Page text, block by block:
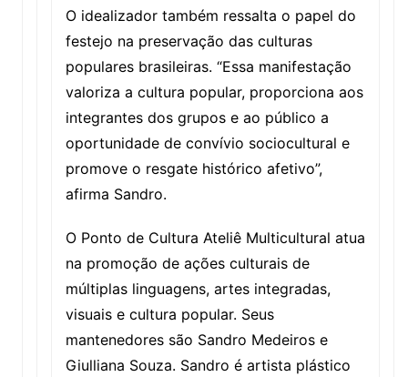
O idealizador também ressalta o papel do
festejo na preservação das culturas
populares brasileiras. “Essa manifestação
valoriza a cultura popular, proporciona aos
integrantes dos grupos e ao público a
oportunidade de convívio sociocultural e
promove o resgate histórico afetivo”,
afirma Sandro.
O Ponto de Cultura Ateliê Multicultural atua
na promoção de ações culturais de
múltiplas linguagens, artes integradas,
visuais e cultura popular. Seus
mantenedores são Sandro Medeiros e
Giulliana Souza. Sandro é artista plástico